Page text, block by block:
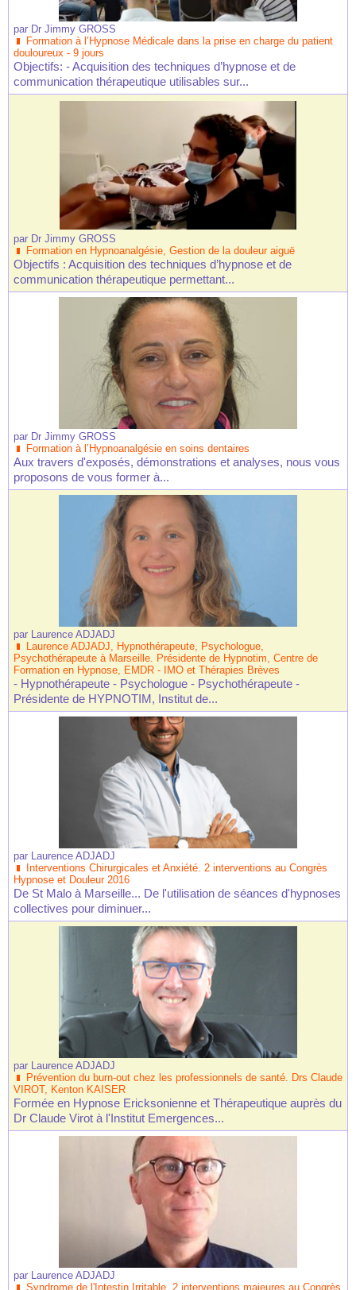
par Dr Jimmy GROSS
Formation à l’Hypnose Médicale dans la prise en charge du patient
douloureux - 9 jours
Objectifs: - Acquisition des techniques d’hypnose et de
communication thérapeutique utilisables sur...
par Dr Jimmy GROSS
Formation en Hypnoanalgésie, Gestion de la douleur aiguë
Objectifs : Acquisition des techniques d’hypnose et de
communication thérapeutique permettant...
par Dr Jimmy GROSS
Formation à l’Hypnoanalgésie en soins dentaires
Aux travers d'exposés, démonstrations et analyses, nous vous
proposons de vous former à...
par Laurence ADJADJ
Laurence ADJADJ, Hypnothérapeute, Psychologue,
Psychothérapeute à Marseille. Présidente de Hypnotim, Centre de
Formation en Hypnose, EMDR - IMO et Thérapies Brèves
- Hypnothérapeute - Psychologue - Psychothérapeute -
Présidente de HYPNOTIM, Institut de...
par Laurence ADJADJ
Interventions Chirurgicales et Anxiété. 2 interventions au Congrès
Hypnose et Douleur 2016
De St Malo à Marseille... De l'utilisation de séances d'hypnoses
collectives pour diminuer...
par Laurence ADJADJ
Prévention du burn-out chez les professionnels de santé. Drs Claude
VIROT, Kenton KAISER
Formée en Hypnose Ericksonienne et Thérapeutique auprès du
Dr Claude Virot à l'Institut Emergences...
par Laurence ADJADJ
Syndrome de l'Intestin Irritable. 2 interventions majeures au Congrès